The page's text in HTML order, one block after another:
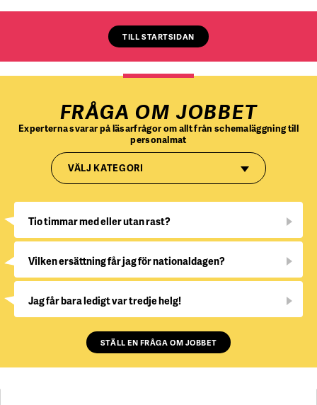
TILL STARTSIDAN
FRÅGA OM JOBBET
Experterna svarar på läsarfrågor om allt från schemaläggning till
personalmat
VÄLJ KATEGORI
Tio timmar med eller utan rast?
Vilken ersättning får jag för nationaldagen?
Jag får bara ledigt var tredje helg!
STÄLL EN FRÅGA OM JOBBET